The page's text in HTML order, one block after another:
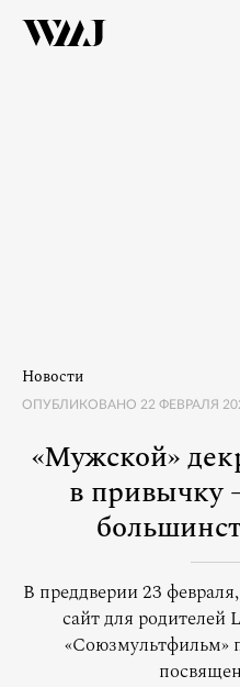
Новости
ОПУБЛИКОВАНО 22 ФЕВРАЛЯ
«Мужской»
в привычку
В преддверии 23
сайт для родителей
«Союзмультфильм»